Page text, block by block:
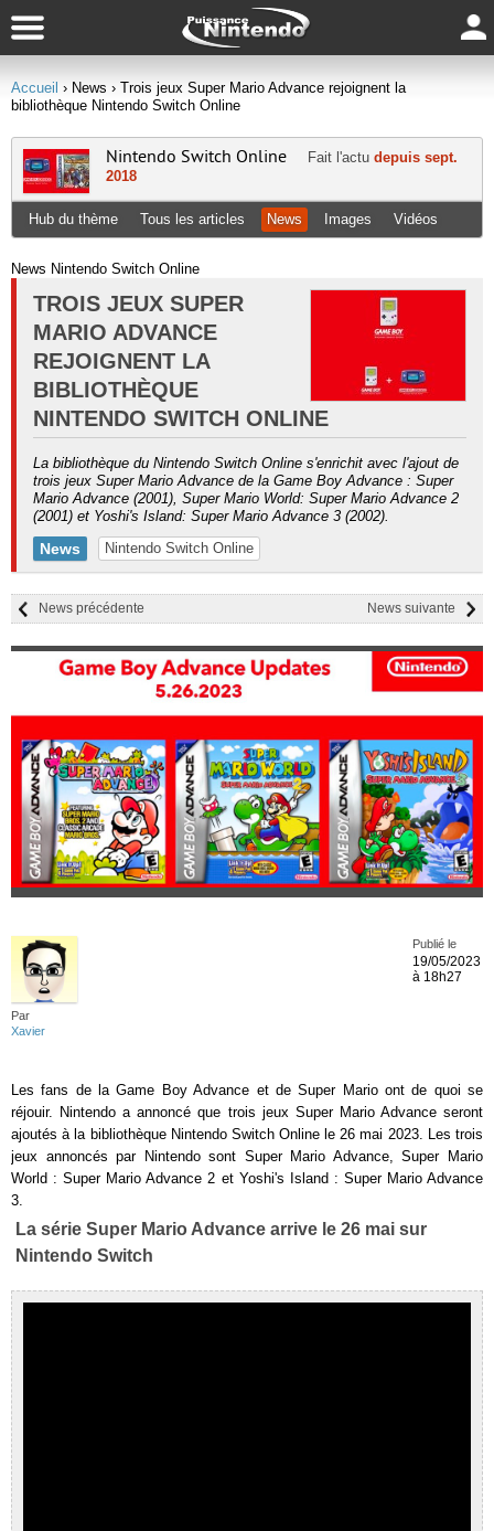
Accueil › News › Trois jeux Super Mario Advance rejoignent la
bibliothèque Nintendo Switch Online
Nintendo Switch Online Fait l'actu depuis sept.
2018
Hub du thème Tous les articles News Images Vidéos
News Nintendo Switch Online
TROIS JEUX SUPER
MARIO ADVANCE
REJOIGNENT LA
BIBLIOTHÈQUE
NINTENDO SWITCH ONLINE
La bibliothèque du Nintendo Switch Online s'enrichit avec l'ajout de
trois jeux Super Mario Advance de la Game Boy Advance : Super
Mario Advance (2001), Super Mario World: Super Mario Advance 2
(2001) et Yoshi's Island: Super Mario Advance 3 (2002).
News Nintendo Switch Online
News suivante
News précédente
Par
Xavier
Publié le
19/05/2023
à 18h27
Les fans de la Game Boy Advance et de Super Mario ont de quoi se
réjouir. Nintendo a annoncé que trois jeux Super Mario Advance seront
ajoutés à la bibliothèque Nintendo Switch Online le 26 mai 2023. Les trois
jeux annoncés par Nintendo sont Super Mario Advance, Super Mario
World : Super Mario Advance 2 et Yoshi's Island : Super Mario Advance
3.
La série Super Mario Advance arrive le 26 mai sur
Nintendo Switch